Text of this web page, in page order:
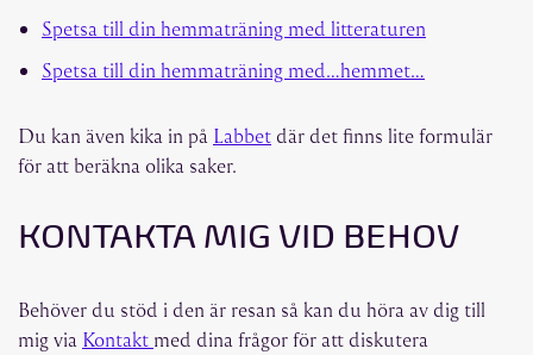
Spetsa till din hemmaträning med litteraturen
Spetsa till din hemmaträning med…hemmet…
Du kan även kika in på Labbet där det finns lite formulär
för att beräkna olika saker.
KONTAKTA MIG VID BEHOV
Behöver du stöd i den är resan så kan du höra av dig till
mig via Kontakt med dina frågor för att diskutera